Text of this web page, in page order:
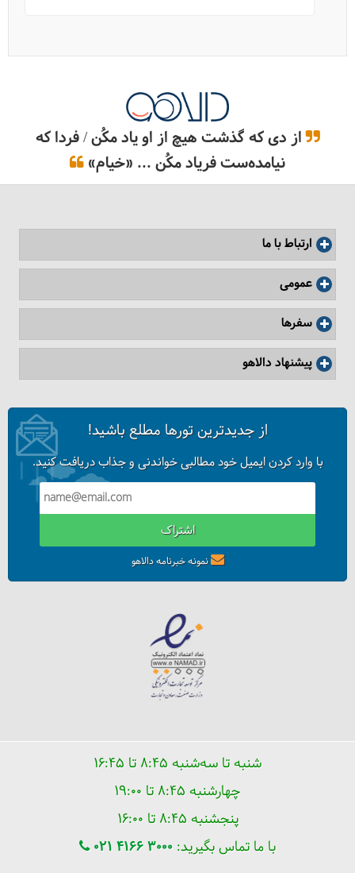
از دی که گذشت هیچ از او یاد مکُن / فردا که
نیامده‌ست فریاد مکُن ... «خیام»
ارتباط با ما
عمومی
سفرها
پیشنهاد دالاهو
از جدیدترین تورها مطلع باشید!
با وارد کردن ایمیل خود مطالبی خواندنی و جذاب دریافت کنید.
اشتراک
نمونه خبرنامه دالاهو
شنبه تا سه‌شنبه ۸:۴۵ تا ۱۶:۴۵
چهارشنبه ۸:۴۵ تا ۱۹:۰۰
پنجشنبه ۸:۴۵ تا ۱۶:۰۰
با ما تماس بگیرید: 021 4166 3000